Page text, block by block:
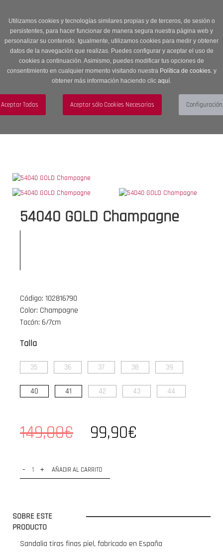
Utilizamos cookies y tecnologías similares propias y de terceros, de sesión o
persistentes, para hacer funcionar de manera segura nuestra página web y
personalizar su contenido. Igualmente, utilizamos cookies para medir y obtener
datos de la navegación que realizas. Puedes configurar y aceptar el uso de
cookies a continuación. Asimismo, puedes modificar tus opciones de
consentimiento en cualquier momento visitando nuestra Política de cookies.y
obtener más información haciendo clic aquí.
descuento en Sección OUTLET con código OUTLET20
navigation
Menú
54040 GOLD Champagne
Código: 102816790
Color: Champagne
Tacón: 6/7cm
Talla
35 36 37 38 39
40 41 42 43 44
149,00€ 99,90€
- + AÑADIR AL CARRITO
SOBRE ESTE
PRODUCTO
Sandalia tiras finas piel, fabricado en España